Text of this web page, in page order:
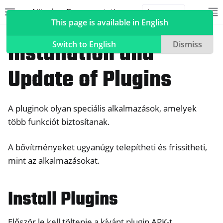
Nitrokey Documentation
navigation of NitroPad, NitroPC
navigation of NitroPhone, NitroTablet
Headwind MDM (HMDM)
Installation and
Update of Plugins
A pluginok olyan speciális alkalmazások, amelyek
több funkciót biztosítanak.
A bővítményeket ugyanúgy telepítheti és frissítheti,
mint az alkalmazásokat.
Install Plugins
This page is available in English
Switch to English
Dismiss